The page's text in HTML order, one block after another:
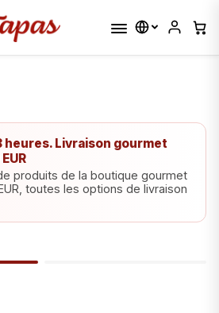
heures. Livraison gourmet
produits de la boutique gourmet
toutes les options de livraison